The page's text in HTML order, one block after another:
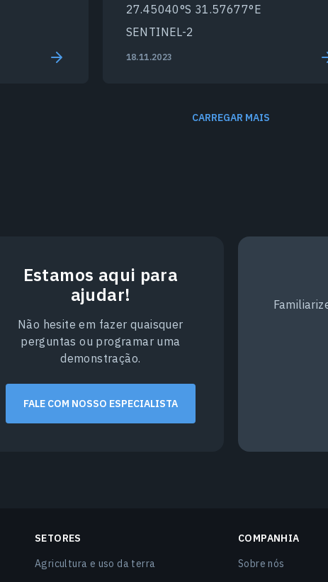
27.45040°S 31.57677°E
SENTINEL-2
18.11.2023
CARREGAR MAIS
Estamos aqui para
ajudar!
Não hesite em fazer quaisquer
perguntas ou programar uma
demonstração.
FALE COM NOSSO ESPECIALISTA
SETORES
Agricultura e uso da terra
COMPANHIA
Sobre nós